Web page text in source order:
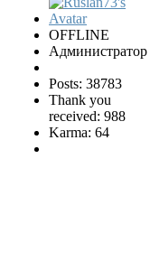
OFFLINE
Администратор
Posts: 38783
Thank you
received: 988
Karma: 64